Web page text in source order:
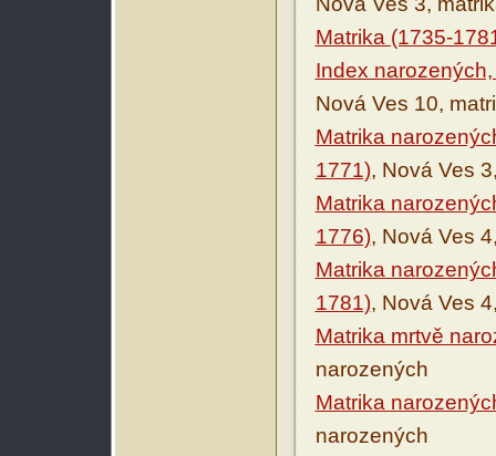
Matrika (1735-
Index
Nová Ves 10,
Matrika
1771), Nová Ves
Matrika
1776), Nová Ves
Matrika
1781), Nová Ves
Matrika mrtvě
narozených
Matrika
narozených